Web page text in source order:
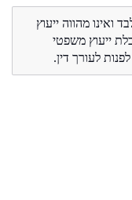
ואינו מהווה ייעוץ
ייעוץ משפטי
לעורך דין.